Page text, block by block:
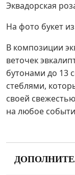
Эквадорская
На фото букет
В композиции
веточек
бутонами до 13
стеблями,
своей
на любое